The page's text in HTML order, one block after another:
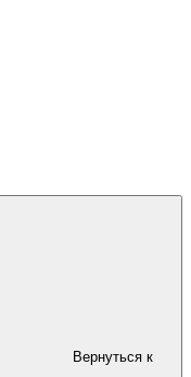
Вернуться к